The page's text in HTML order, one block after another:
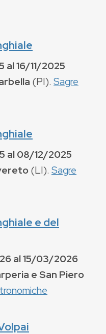
al16/11/2025
(PI). Sagre
al08/12/2025
(LI). Sagre
e del
al15/03/2026
e San Piero